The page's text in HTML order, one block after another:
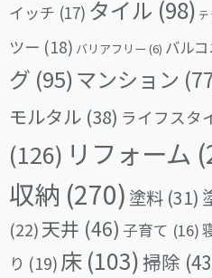
イッチ (17) タイル (98) テ
ツー (18) バリアフリー (6) バル
グ (95)マンション
モルタル (38) ライフスタ
(126) リフォーム
収納 (270) 塗料 (31)
(22)天井 (46) 子育て (16)
り (19) 床 (103)掃除